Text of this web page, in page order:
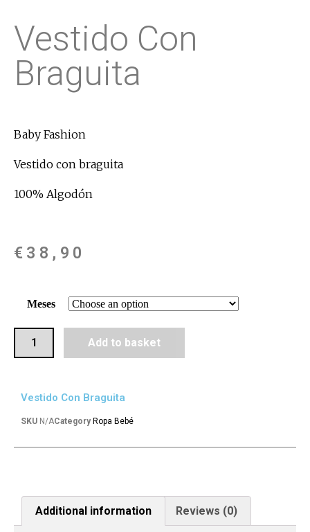
Vestido Con
Braguita
Baby Fashion
Vestido con braguita
100% Algodón
€ 38,90
Meses
Add to basket
Vestido Con Braguita
SKU N/ACategory Ropa Bebé
Additional information Reviews (0)